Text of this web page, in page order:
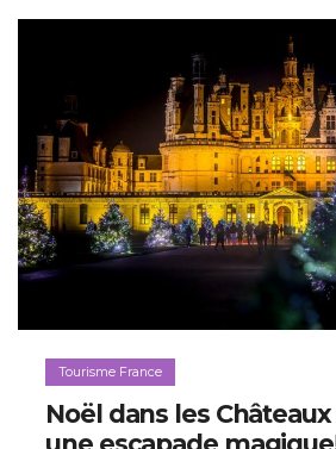
Tourisme France
Noël dans les